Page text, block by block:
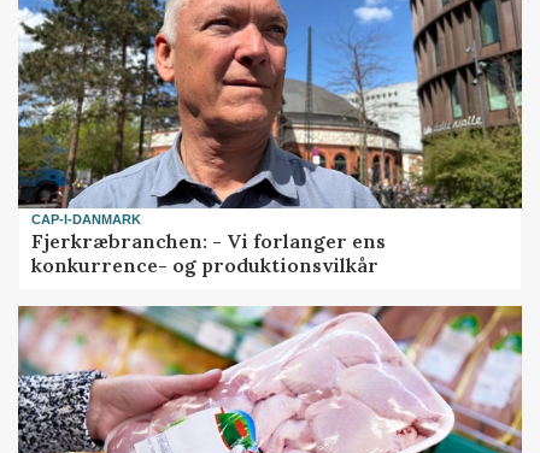
CAP-I-DANMARK
Fjerkræbranchen: - Vi forlanger ens
konkurrence- og produktionsvilkår